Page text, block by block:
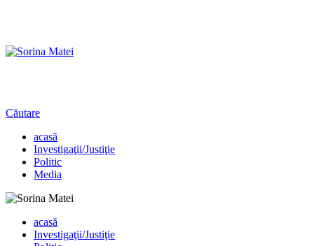
Căutare
acasă
Investigaţii/Justiţie
Politic
Media
acasă
Investigaţii/Justiţie